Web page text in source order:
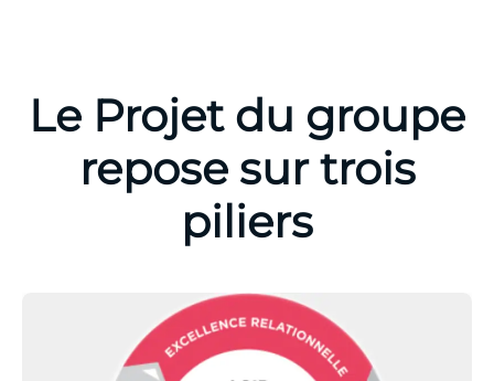
Le Projet du groupe
repose sur trois
piliers